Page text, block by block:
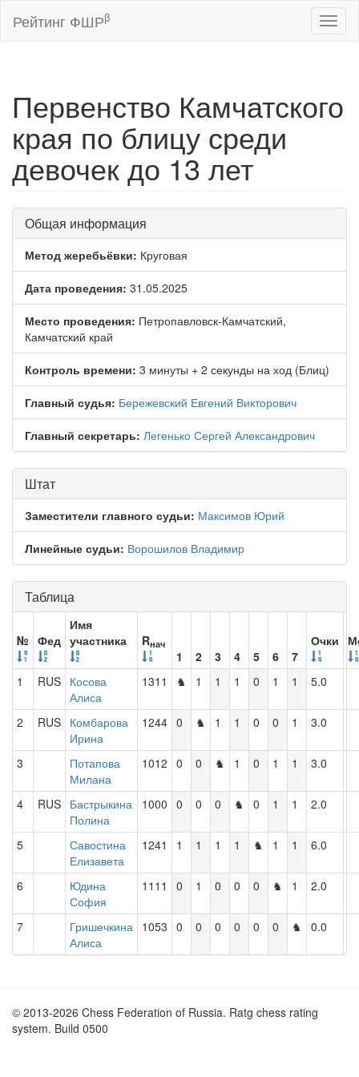
Рейтинг ФШРβ
Первенство Камчатского
края по блицу среди
девочек до 13 лет
Общая информация
Метод жеребьёвки: Круговая
Дата проведения: 31.05.2025
Место проведения: Петропавловск-Камчатский,
Камчатский край
Контроль времени: 3 минуты + 2 секунды на ход (Блиц)
Главный судья: Бережевский Евгений Викторович
Главный секретарь: Легенько Сергей Александрович
Штат
Заместители главного судьи: Максимов Юрий
Линейные судьи: Ворошилов Владимир
Таблица
№ Фед
Имя
участника
Rнач
1 2 3 4 5 6 7
Очки
1 RUS Косова
Алиса
1311 ♞ 1 1 1 0 1 1 5.0
2 RUS Комбарова
Ирина
1244 0 ♞ 1 1 0 0 1 3.0
3
Потапова
Милана
1012 0 0 ♞ 1 0 1 1 3.0
4 RUS Бастрыкина
Полина
1000 0 0 0 ♞ 0 1 1 2.0
5
Савостина
Елизавета
1241 1 1 1 1 ♞ 1 1 6.0
6
Юдина
София
1111 0 1 0 0 0 ♞ 1 2.0
7
Гришечкина
Алиса
1053 0 0 0 0 0 0 ♞ 0.0
© 2013-2026 Chess Federation of Russia. Ratg chess rating
system. Build 0500